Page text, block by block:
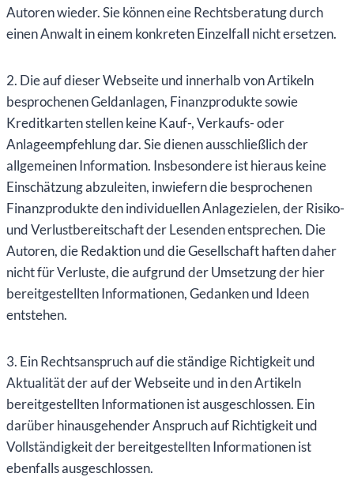
Autoren wieder. Sie können eine Rechtsberatung durch
einen Anwalt in einem konkreten Einzelfall nicht ersetzen.
2. Die auf dieser Webseite und innerhalb von Artikeln
besprochenen Geldanlagen, Finanzprodukte sowie
Kreditkarten stellen keine Kauf-, Verkaufs- oder
Anlageempfehlung dar. Sie dienen ausschließlich der
allgemeinen Information. Insbesondere ist hieraus keine
Einschätzung abzuleiten, inwiefern die besprochenen
Finanzprodukte den individuellen Anlagezielen, der Risiko-
und Verlustbereitschaft der Lesenden entsprechen. Die
Autoren, die Redaktion und die Gesellschaft haften daher
nicht für Verluste, die aufgrund der Umsetzung der hier
bereitgestellten Informationen, Gedanken und Ideen
entstehen.
3. Ein Rechtsanspruch auf die ständige Richtigkeit und
Aktualität der auf der Webseite und in den Artikeln
bereitgestellten Informationen ist ausgeschlossen. Ein
darüber hinausgehender Anspruch auf Richtigkeit und
Vollständigkeit der bereitgestellten Informationen ist
ebenfalls ausgeschlossen.